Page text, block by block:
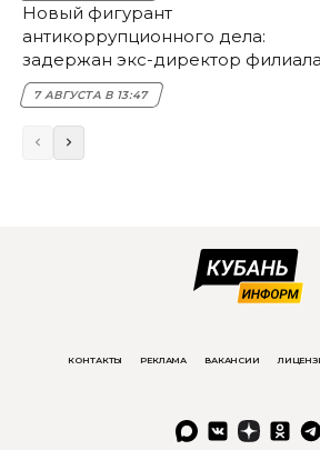
Новый фигурант
антикоррупционного дела:
задержан экс-директор филиала
НЭСК Крымска
7 АВГУСТА В 13:47
КОНТАКТЫ РЕКЛАМА ВАКАНСИИ